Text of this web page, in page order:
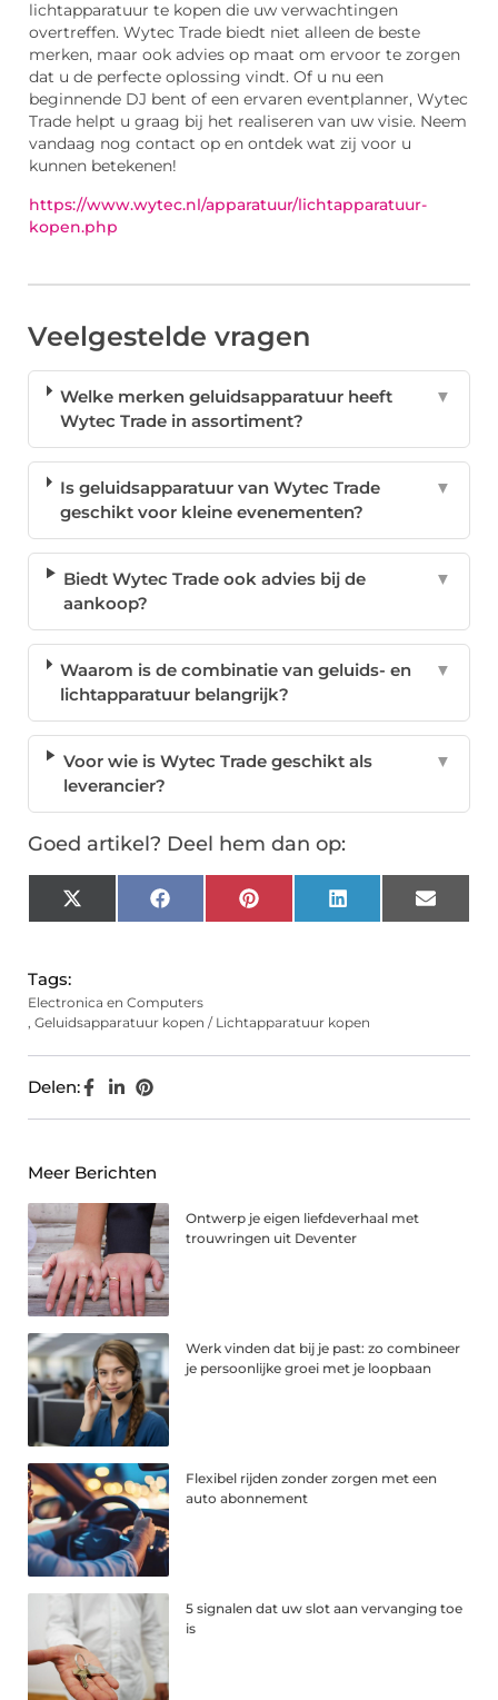
lichtapparatuur te kopen die uw verwachtingen
overtreffen. Wytec Trade biedt niet alleen de beste
merken, maar ook advies op maat om ervoor te zorgen
dat u de perfecte oplossing vindt. Of u nu een
beginnende DJ bent of een ervaren eventplanner, Wytec
Trade helpt u graag bij het realiseren van uw visie. Neem
vandaag nog contact op en ontdek wat zij voor u
kunnen betekenen!
https://www.wytec.nl/apparatuur/lichtapparatuur-
kopen.php
Veelgestelde vragen
Welke merken geluidsapparatuur heeft
Wytec Trade in assortiment?
▼
Is geluidsapparatuur van Wytec Trade
geschikt voor kleine evenementen?
▼
Biedt Wytec Trade ook advies bij de
aankoop?
▼
Waarom is de combinatie van geluids- en
lichtapparatuur belangrijk?
▼
Voor wie is Wytec Trade geschikt als
leverancier?
▼
Goed artikel? Deel hem dan op:
X
(Twitter)
FacebookPinterest LinkedIn Email
Tags:
Electronica en Computers
, Geluidsapparatuur kopen / Lichtapparatuur kopen
Delen:
Meer Berichten
Ontwerp je eigen liefdeverhaal met
trouwringen uit Deventer
Werk vinden dat bij je past: zo combineer
je persoonlijke groei met je loopbaan
Flexibel rijden zonder zorgen met een
auto abonnement
5 signalen dat uw slot aan vervanging toe
is